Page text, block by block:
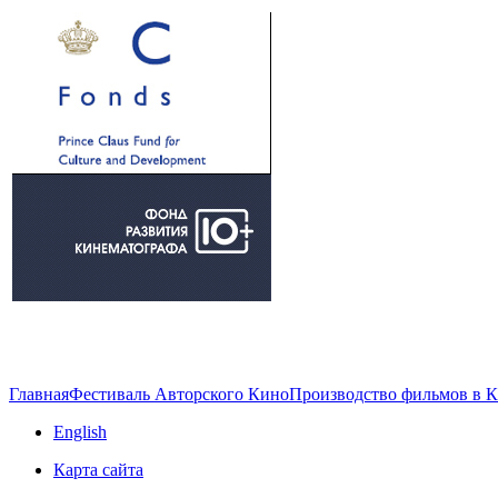
ГлавнаяФестиваль Авторского КиноПроизводство фильмов в
English
Карта сайта